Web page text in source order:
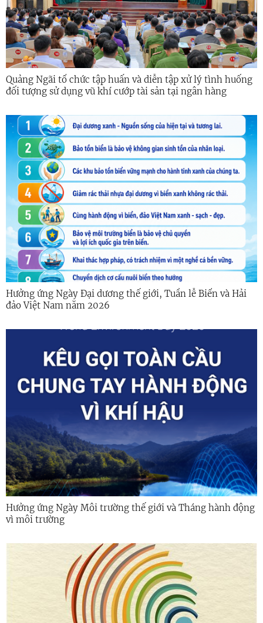
Quảng Ngãi tổ chức tập huấn và diễn tập xử lý tình huống
đối tượng sử dụng vũ khí cướp tài sản tại ngân hàng
Hưởng ứng Ngày Đại dương thế giới, Tuần lễ Biển và Hải
đảo Việt Nam năm 2026
Hưởng ứng Ngày Môi trường thế giới và Tháng hành động
vì môi trường